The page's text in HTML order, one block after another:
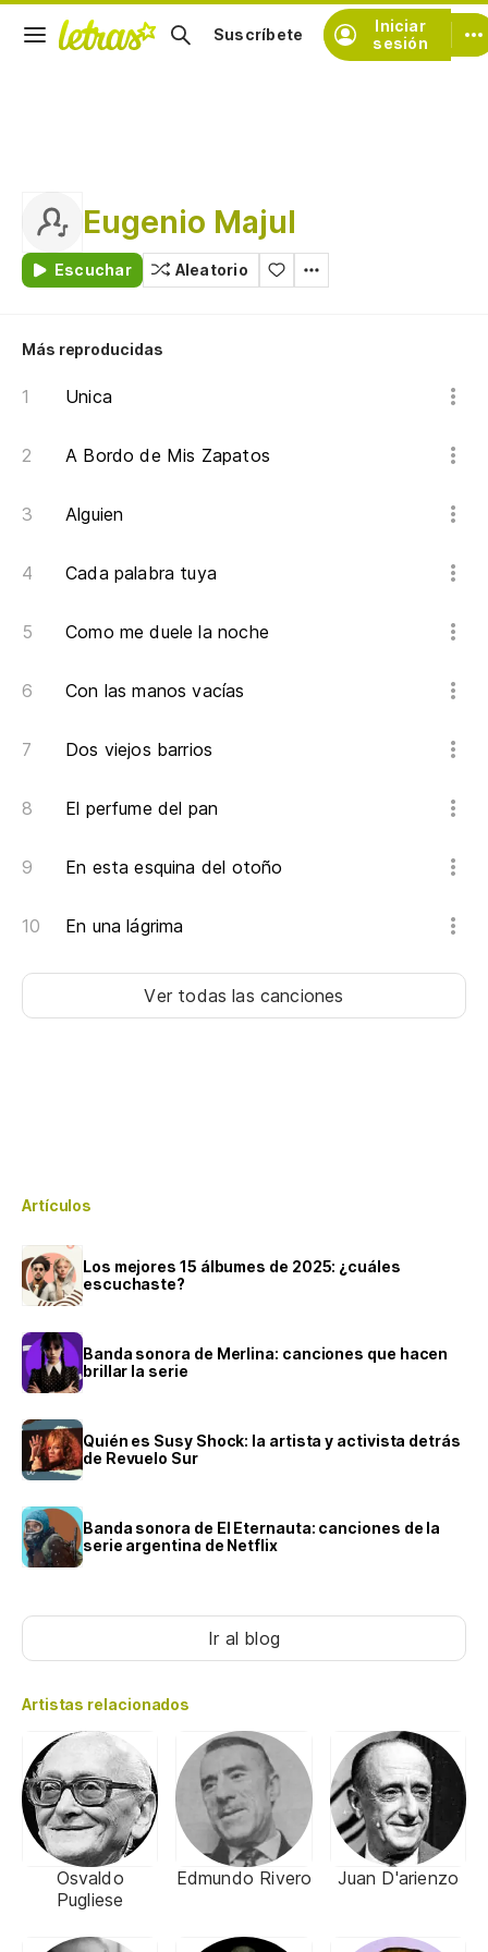
Iniciar
sesión
Suscríbete
Eugenio Majul
Escuchar Aleatorio
Más reproducidas
Unica
A Bordo de Mis Zapatos
Alguien
Cada palabra tuya
Como me duele la noche
Con las manos vacías
Dos viejos barrios
El perfume del pan
En esta esquina del otoño
En una lágrima
Ver todas las canciones
Artículos
Los mejores 15 álbumes de 2025: ¿cuáles
escuchaste?
Banda sonora de Merlina: canciones que hacen
brillar la serie
Quién es Susy Shock: la artista y activista detrás
de Revuelo Sur
Banda sonora de El Eternauta: canciones de la
serie argentina de Netflix
Ir al blog
Artistas relacionados
Osvaldo
Pugliese
Edmundo Rivero Juan D'arienzo